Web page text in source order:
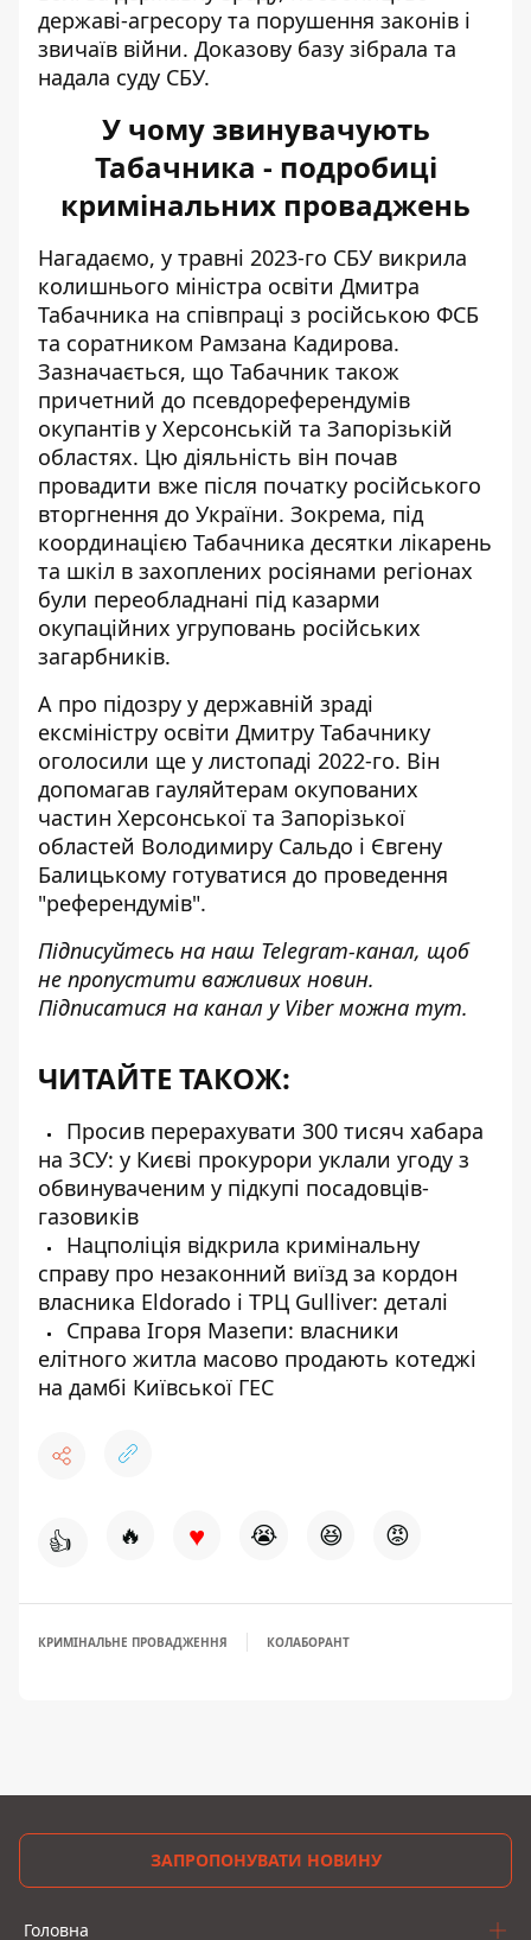
державі-агресору та порушення законів і
звичаїв війни. Доказову базу зібрала та
надала суду СБУ.
У чому звинувачують
Табачника - подробиці
кримінальних проваджень
Нагадаємо, у травні 2023-го СБУ викрила
колишнього міністра освіти Дмитра
Табачника на співпраці з російською ФСБ
та соратником Рамзана Кадирова.
Зазначається, що Табачник також
причетний до псевдореферендумів
окупантів у Херсонській та Запорізькій
областях. Цю діяльність він почав
провадити вже після початку російського
вторгнення до України. Зокрема, під
координацією Табачника десятки лікарень
та шкіл в захоплених росіянами регіонах
були переобладнані під казарми
окупаційних угруповань російських
загарбників.
А про підозру у державній зраді
ексміністру освіти Дмитру Табачнику
оголосили ще у листопаді 2022-го. Він
допомагав гауляйтерам окупованих
частин Херсонської та Запорізької
областей Володимиру Сальдо і Євгену
Балицькому готуватися до проведення
"референдумів".
Підписуйтесь на наш Telegram-канал, щоб
не пропустити важливих новин.
Підписатися на канал у Viber можна тут.
ЧИТАЙТЕ ТАКОЖ:
Просив перерахувати 300 тисяч хабара
на ЗСУ: у Києві прокурори уклали угоду з
обвинуваченим у підкупі посадовців-
газовиків
Нацполіція відкрила кримінальну
справу про незаконний виїзд за кордон
власника Eldorado і ТРЦ Gulliver: деталі
Справа Ігоря Мазепи: власники
елітного житла масово продають котеджі
на дамбі Київської ГЕС
👍 🔥 ♥ 😭 😆 😡
КРИМІНАЛЬНЕ ПРОВАДЖЕННЯ КОЛАБОРАНТ
ЗАПРОПОНУВАТИ НОВИНУ
Головна